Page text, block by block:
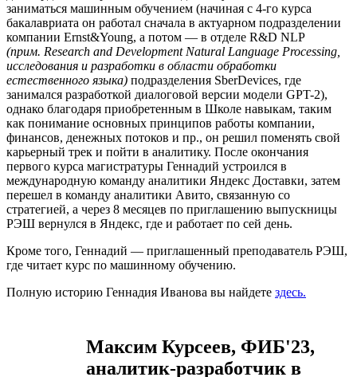
заниматься машинным обучением (начиная с 4-го курса
бакалавриата он работал сначала в актуарном подразделении
компании Ernst&Young, а потом — в отделе R&D NLP
(прим. Research and Development Natural Language Processing,
исследования и разработки в области обработки
естественного языка) подразделения SberDevices, где
занимался разработкой диалоговой версии модели GPT-2),
однако благодаря приобретенным в Школе навыкам, таким
как понимание основных принципов работы компании,
финансов, денежных потоков и пр., он решил поменять свой
карьерный трек и пойти в аналитику. После окончания
первого курса магистратуры Геннадий устроился в
международную команду аналитики Яндекс Доставки, затем
перешел в команду аналитики Авито, связанную со
стратегией, а через 8 месяцев по приглашению выпускницы
РЭШ вернулся в Яндекс, где и работает по сей день.
Кроме того, Геннадий — приглашенный преподаватель РЭШ,
где читает курс по машинному обучению.
Полную историю Геннадия Иванова вы найдете здесь.
Максим Курсеев, ФИБ'23,
аналитик-разработчик в